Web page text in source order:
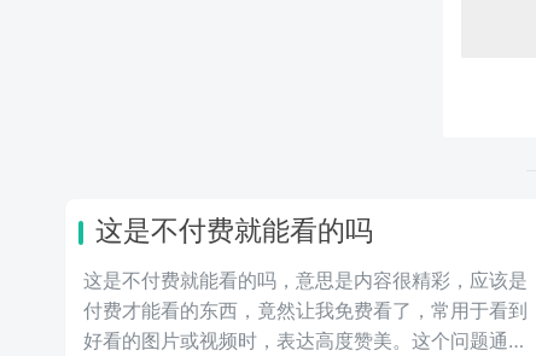
这是不付费就能看的吗
这是不付费就能看的吗，意思是内容很精彩，应该是
付费才能看的东西，竟然让我免费看了，常用于看到
好看的图片或视频时，表达高度赞美。这个问题通常